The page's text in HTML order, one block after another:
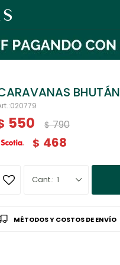
BHUTÁN
020779
550 $ 790
$ 468
1
MÉTODOS Y COSTOS DE ENVÍO